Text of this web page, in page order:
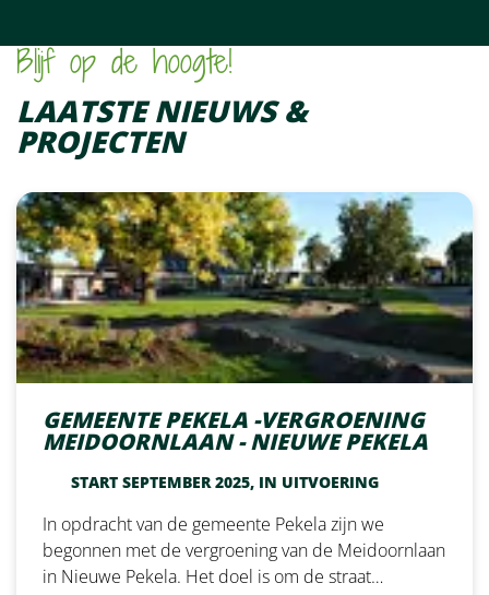
Blijf op de hoogte!
LAATSTE NIEUWS &
PROJECTEN
GEMEENTE PEKELA -VERGROENING
MEIDOORNLAAN - NIEUWE PEKELA
START SEPTEMBER 2025, IN UITVOERING
In opdracht van de gemeente Pekela zijn we
begonnen met de vergroening van de Meidoornlaan
in Nieuwe Pekela. Het doel is om de straat…